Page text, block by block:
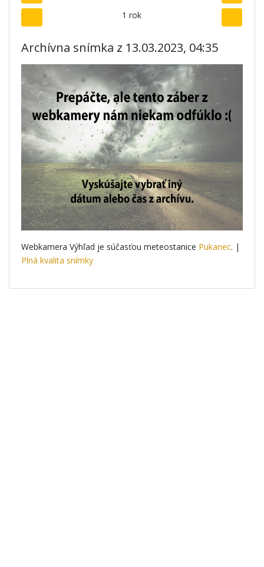
1 rok
Archívna snímka z 13.03.2023, 04:35
Webkamera Výhľad je súčasťou meteostanice Pukanec. |
Plná kvalita snímky